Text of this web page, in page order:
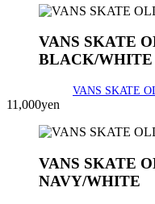
VANS SKATE
BLACK/WHITE
VANS SKATE
11,000yen
VANS SKATE
NAVY/WHITE